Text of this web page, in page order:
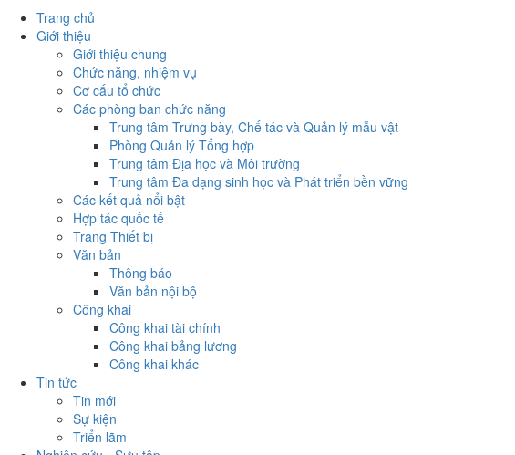
Trang chủ
Giới thiệu
Giới thiệu chung
Chức năng, nhiệm vụ
Cơ cấu tổ chức
Các phòng ban chức năng
Trung tâm Trưng bày, Chế tác và Quản lý mẫu vật
Phòng Quản lý Tổng hợp
Trung tâm Địa học và Môi trường
Trung tâm Đa dạng sinh học và Phát triển bền vững
Các kết quả nổi bật
Hợp tác quốc tế
Trang Thiết bị
Văn bản
Thông báo
Văn bản nội bộ
Công khai
Công khai tài chính
Công khai bảng lương
Công khai khác
Tin tức
Tin mới
Sự kiện
Triển lãm